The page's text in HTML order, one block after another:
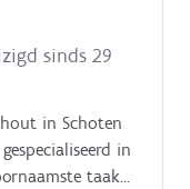
sinds 29
in Schoten
in
taak